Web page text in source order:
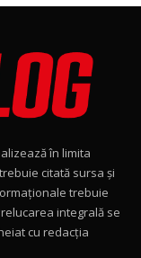
AutoBlog.MD
4MATIC+ / Test
AutoBlog.MD
în limita
citată sursa și
trebuie
integrală se
cu redacţia